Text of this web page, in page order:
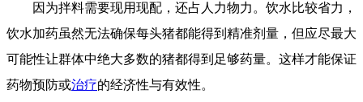
因为拌料需要现用现配，还占人力物力。饮水比较省力，
饮水加药虽然无法确保每头猪都能得到精准剂量，但应尽最大
可能性让群体中绝大多数的猪都得到足够药量。这样才能保证
药物预防或治疗的经济性与有效性。